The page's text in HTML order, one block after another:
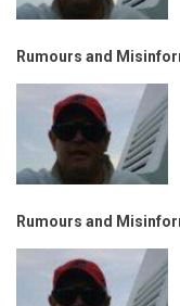
Rumours and
Rumours and